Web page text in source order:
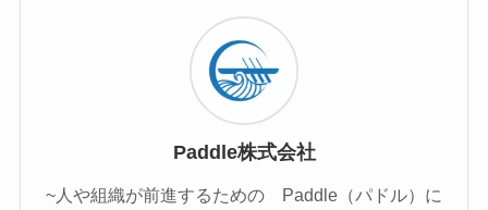
Paddle株式会社
~人や組織が前進するための Paddle（パドル）に